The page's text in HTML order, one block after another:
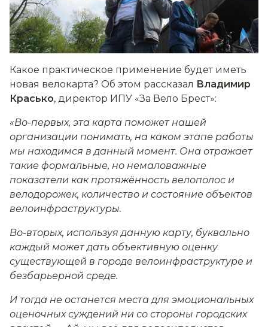
Какое практическое применение будет иметь
новая велокарта? Об этом рассказал Владимир
Красько, директор ИПУ «За Вело Брест»:
«Во-первых, эта карта поможет нашей
организации понимать, на каком этапе работы
мы находимся в данный момент. Она отражает
такие формальные, но немаловажные
показатели как протяжённость велополос и
велодорожек, количество и состояние объектов
велоинфраструктуры.
Во-вторых, используя данную карту, буквально
каждый может дать объективную оценку
существующей в городе велоинфраструктуре и
безбарьерной среде.
И тогда не останется места для эмоциональных
оценочных суждений ни со стороны городских